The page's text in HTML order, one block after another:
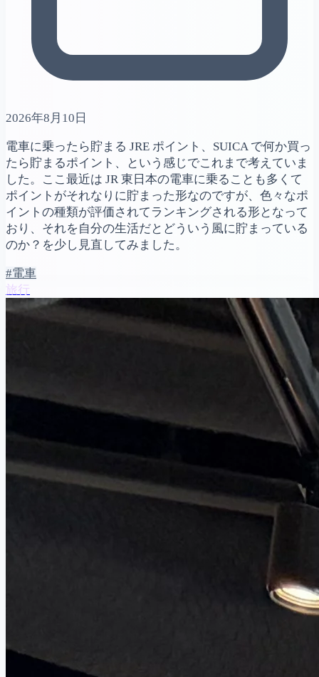
2026年8月10日
電車に乗ったら貯まる JRE ポイント、SUICA で何か買っ
たら貯まるポイント、という感じでこれまで考えていま
した。ここ最近は JR 東日本の電車に乗ることも多くて
ポイントがそれなりに貯まった形なのですが、色々なポ
イントの種類が評価されてランキングされる形となって
おり、それを自分の生活だとどういう風に貯まっている
のか？を少し見直してみました。
#電車
旅行